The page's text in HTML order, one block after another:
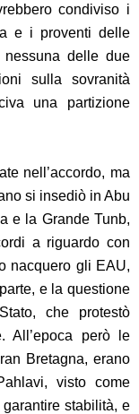
condiviso i
e i proventi delle
nessuna delle due
sulla sovranità
una partizione
nell’accordo, ma
si insediò in Abu
e la Grande Tunb,
a riguardo con
nacquero gli EAU,
e la questione
che protestò
All’epoca però le
Bretagna, erano
visto come
stabilità, e